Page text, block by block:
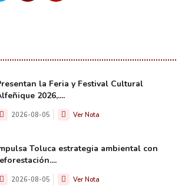
la Feria y Festival Cultural
2026,....
2026-08-05 Ver Nota
Toluca estrategia ambiental con
2026-08-05 Ver Nota